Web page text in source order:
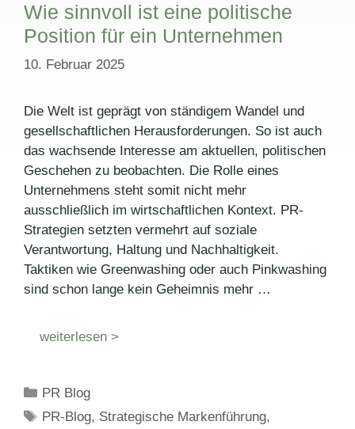
Wie sinnvoll ist eine politische
Position für ein Unternehmen
10. Februar 2025
Die Welt ist geprägt von ständigem Wandel und
gesellschaftlichen Herausforderungen. So ist auch
das wachsende Interesse am aktuellen, politischen
Geschehen zu beobachten. Die Rolle eines
Unternehmens steht somit nicht mehr
ausschließlich im wirtschaftlichen Kontext. PR-
Strategien setzten vermehrt auf soziale
Verantwortung, Haltung und Nachhaltigkeit.
Taktiken wie Greenwashing oder auch Pinkwashing
sind schon lange kein Geheimnis mehr …
weiterlesen >
Kategorien
PR Blog
Schlagwörter
PR-Blog, Strategische Markenführung,